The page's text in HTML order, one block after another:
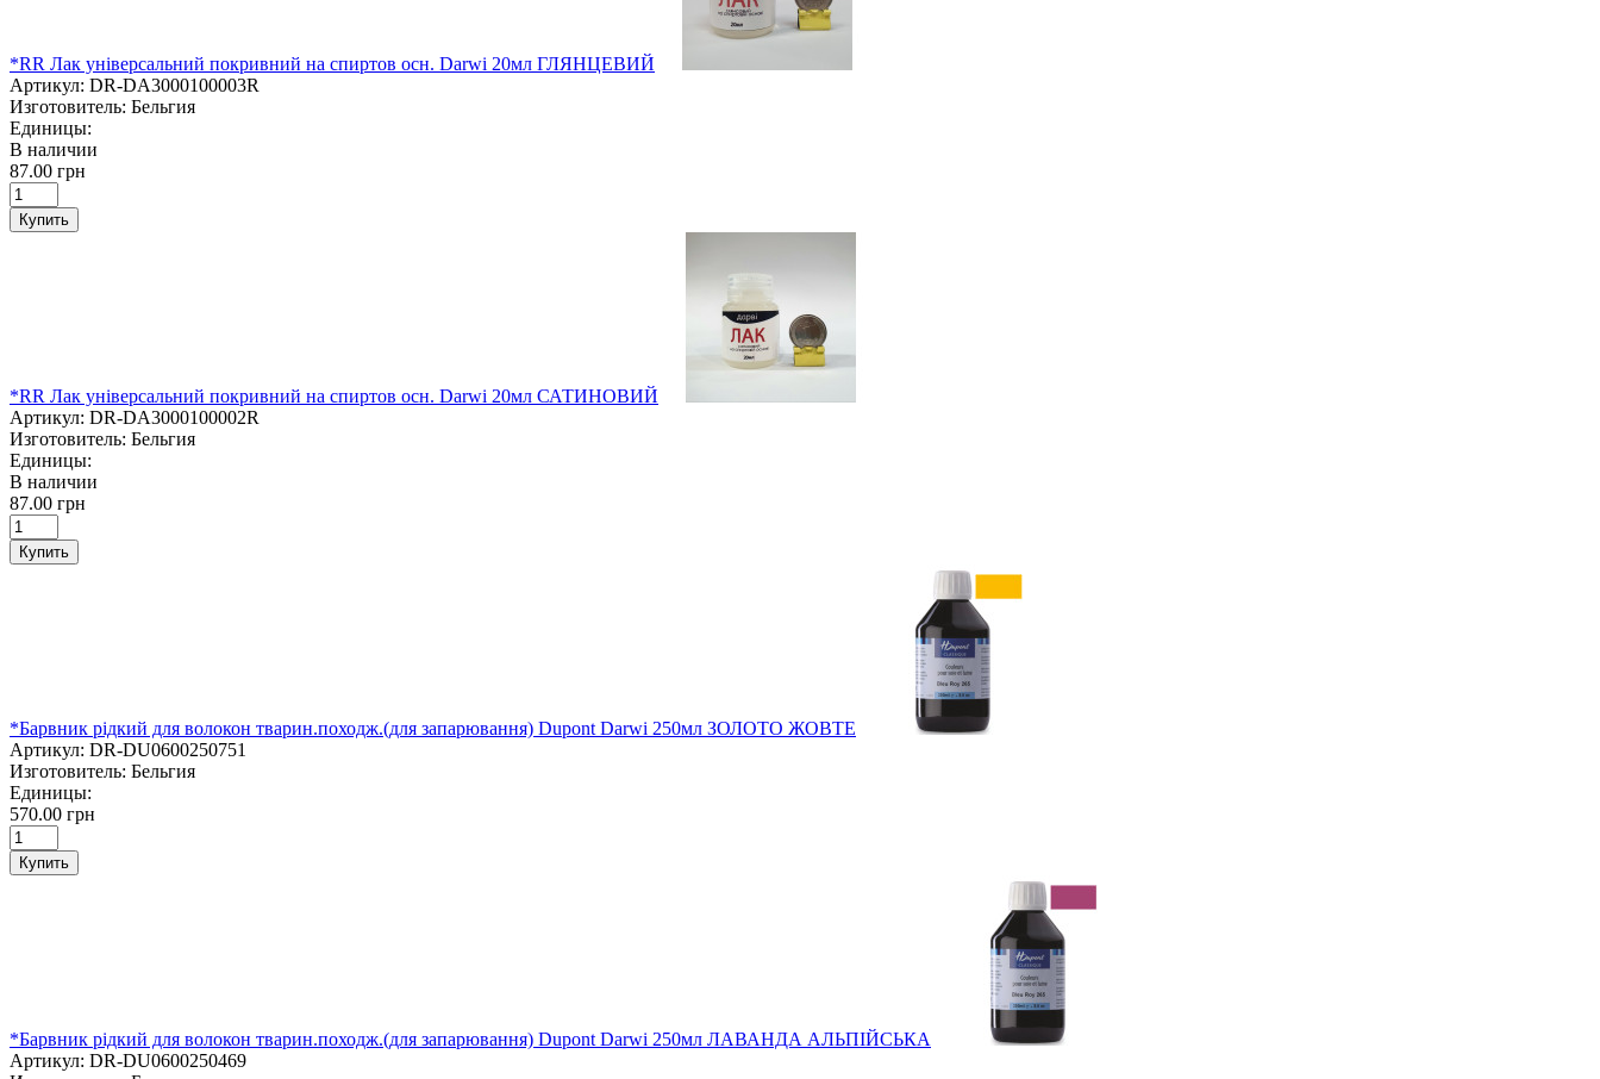
*RR Лак універсальний покривний на спиртов осн. Darwi 20мл ГЛЯНЦЕВИЙ
Артикул: DR-DA3000100003R
Изготовитель: Бельгия
Единицы:
В наличии
87.00 грн
Купить
*RR Лак універсальний покривний на спиртов осн. Darwi 20мл САТИНОВИЙ
Артикул: DR-DA3000100002R
Изготовитель: Бельгия
Единицы:
В наличии
87.00 грн
Купить
*Барвник рідкий для волокон тварин.походж.(для запарювання) Dupont Darwi 250мл ЗОЛОТО ЖОВТЕ
Артикул: DR-DU0600250751
Изготовитель: Бельгия
Единицы:
570.00 грн
Купить
*Барвник рідкий для волокон тварин.походж.(для запарювання) Dupont Darwi 250мл ЛАВАНДА АЛЬПІЙСЬКА
Артикул: DR-DU0600250469